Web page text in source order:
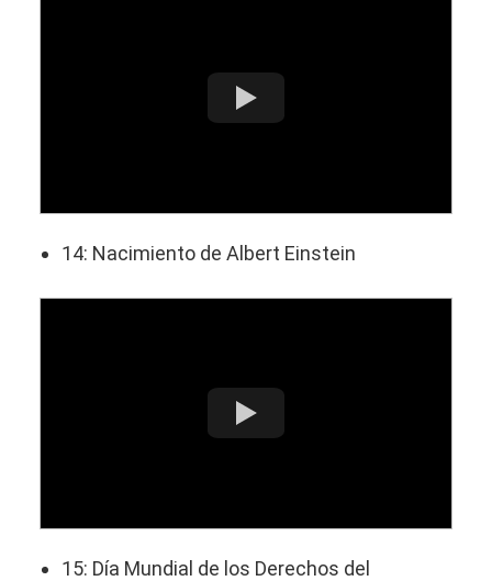
14: Nacimiento de Albert Einstein
15: Día Mundial de los Derechos del